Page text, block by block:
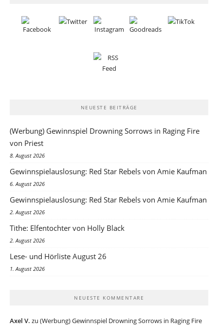
NEUESTE BEITRÄGE
(Werbung) Gewinnspiel Drowning Sorrows in Raging Fire
von Priest
8. August 2026
Gewinnspielauslosung: Red Star Rebels von Amie Kaufman
6. August 2026
Gewinnspielauslosung: Red Star Rebels von Amie Kaufman
2. August 2026
Tithe: Elfentochter von Holly Black
2. August 2026
Lese- und Hörliste August 26
1. August 2026
NEUESTE KOMMENTARE
Axel V. zu (Werbung) Gewinnspiel Drowning Sorrows in Raging Fire